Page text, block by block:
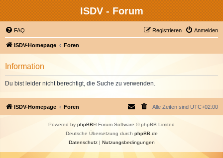
ISDV - Forum
FAQ Anmelden
Registrieren
ISDV-Homepage Foren
Information
Du bist leider nicht berechtigt, die Suche zu verwenden.
ISDV-Homepage Foren Alle Zeiten sind UTC+02:00
Powered by phpBB® Forum Software © phpBB Limited
Deutsche Übersetzung durch phpBB.de
Datenschutz| Nutzungsbedingungen